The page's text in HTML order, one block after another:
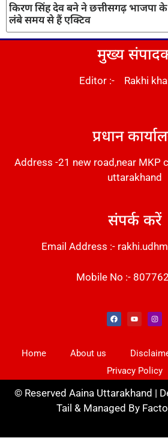
किरण सिंह देव बने ने छत्तीसगढ़ भाजपा
लंबे समय से हैं एक्टिव
मुख्य
Editor :- Rakhi
प्रधान
Address -21 new road,near MKP
uttarakhand
संपर्क करें
Email Address :-
Mobile No :-
Home About us
Privacy Policy
© Reserved Aaina Uttarakhand |
Tail & Managed By